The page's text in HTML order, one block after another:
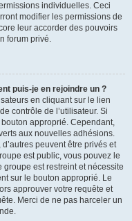
individuelles. Ceci
modifier les permissions de
leur accorder des pouvoirs
forum privé.
puis-je en rejoindre un ?
en cliquant sur le lien
contrôle de l’utilisateur. Si
approprié. Cependant,
aux nouvelles adhésions.
peuvent être privés et
est public, vous pouvez le
est restreint et nécessite
sur le bouton approprié. Le
approuver votre requête et
Merci de ne pas harceler un